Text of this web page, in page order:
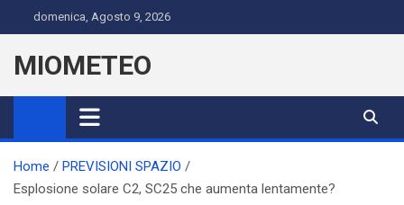
to
content
domenica, Agosto 9, 2026
MIOMETEO
Home
PREVISIONI SPAZIO
Esplosione solare C2, SC25 che aumenta lentamente?